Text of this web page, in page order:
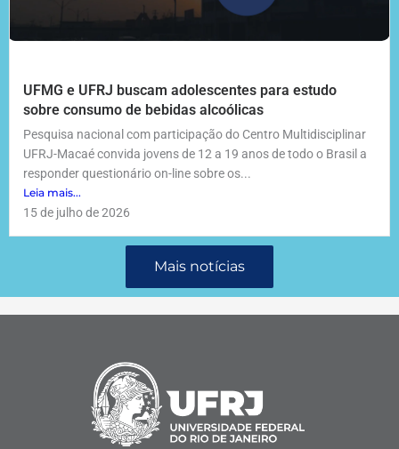
UFMG e UFRJ buscam adolescentes para estudo
sobre consumo de bebidas alcoólicas
Pesquisa nacional com participação do Centro Multidisciplinar
UFRJ-Macaé convida jovens de 12 a 19 anos de todo o Brasil a
responder questionário on-line sobre os...
Leia mais...
15 de julho de 2026
Mais notícias